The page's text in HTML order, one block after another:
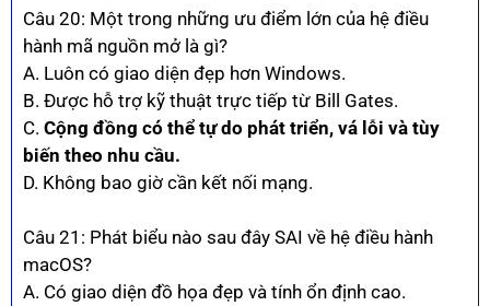
Câu 20: Một trong những ưu điểm lớn của hệ điều
hành mã nguồn mở là gì?
A. Luôn có giao diện đẹp hơn Windows.
B. Được hỗ trợ kỹ thuật trực tiếp từ Bill Gates.
C. Cộng đồng có thể tự do phát triển, vá lỗi và tùy
biến theo nhu cầu.
D. Không bao giờ cần kết nối mạng.
Câu 21: Phát biểu nào sau đây SAI về hệ điều hành
macOS?
A. Có giao diện đồ họa đẹp và tính ổn định cao.